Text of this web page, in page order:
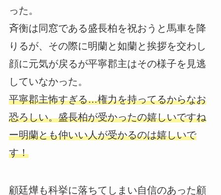
った。
斉衡は同窓である盛長柏を祝おうと馬車を降
りるが、その際に明蘭と如蘭と挨拶を交わし
顔に元気が戻るが平寧郡主はその様子を見逃
していなかった。
平寧郡主怖すぎる…権力を持ってるからなお
恐ろしい。盛長柏が受かったの嬉しいですね
ー明蘭とも仲いい人が受かるのは嬉しいで
す！
顧廷燁も科挙に落ちてしまい自信のあった顧